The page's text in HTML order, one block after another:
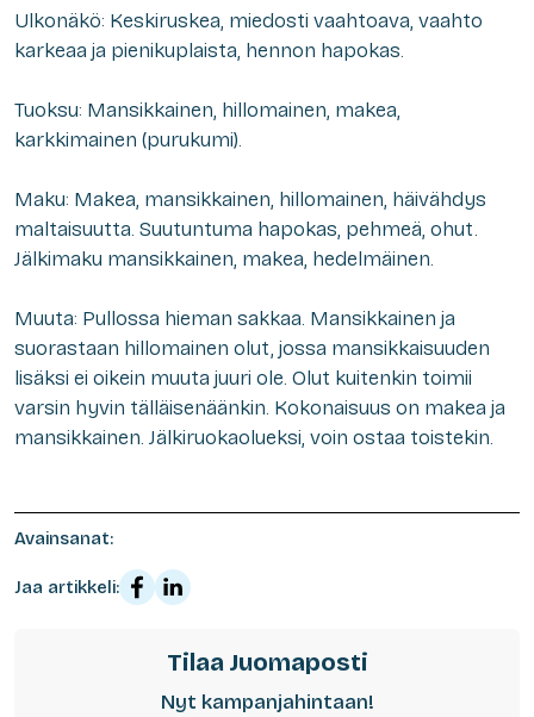
Ulkonäkö: Keskiruskea, miedosti vaahtoava, vaahto
karkeaa ja pienikuplaista, hennon hapokas.
Tuoksu: Mansikkainen, hillomainen, makea,
karkkimainen (purukumi).
Maku: Makea, mansikkainen, hillomainen, häivähdys
maltaisuutta. Suutuntuma hapokas, pehmeä, ohut.
Jälkimaku mansikkainen, makea, hedelmäinen.
Muuta: Pullossa hieman sakkaa. Mansikkainen ja
suorastaan hillomainen olut, jossa mansikkaisuuden
lisäksi ei oikein muuta juuri ole. Olut kuitenkin toimii
varsin hyvin tälläisenäänkin. Kokonaisuus on makea ja
mansikkainen. Jälkiruokaolueksi, voin ostaa toistekin.
Avainsanat:
Jaa artikkeli:
Tilaa Juomaposti
Nyt kampanjahintaan!